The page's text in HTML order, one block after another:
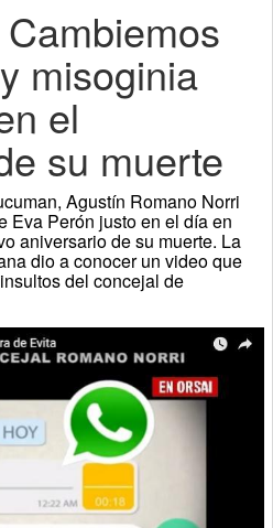
misoginia
el
su muerte
Agustín Romano Norri
Eva Perón justo en el día en
aniversario de su muerte. La
dio a conocer un video que
del concejal de